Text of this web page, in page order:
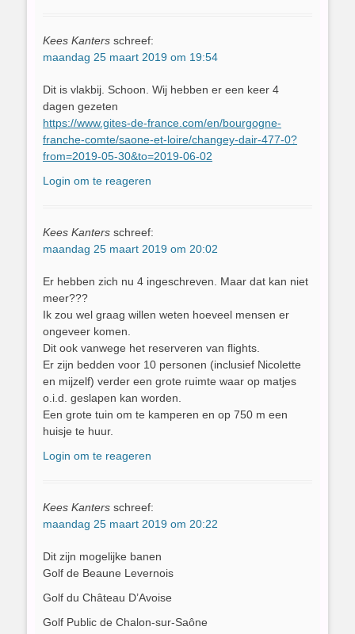
Kees Kanters schreef:
maandag 25 maart 2019 om 19:54
Dit is vlakbij. Schoon. Wij hebben er een keer 4
dagen gezeten
https://www.gites-de-france.com/en/bourgogne-
franche-comte/saone-et-loire/changey-dair-477-0?
from=2019-05-30&to=2019-06-02
Login om te reageren
Kees Kanters schreef:
maandag 25 maart 2019 om 20:02
Er hebben zich nu 4 ingeschreven. Maar dat kan niet
meer???
Ik zou wel graag willen weten hoeveel mensen er
ongeveer komen.
Dit ook vanwege het reserveren van flights.
Er zijn bedden voor 10 personen (inclusief Nicolette
en mijzelf) verder een grote ruimte waar op matjes
o.i.d. geslapen kan worden.
Een grote tuin om te kamperen en op 750 m een
huisje te huur.
Login om te reageren
Kees Kanters schreef:
maandag 25 maart 2019 om 20:22
Dit zijn mogelijke banen
Golf de Beaune Levernois
Golf du Château D’Avoise
Golf Public de Chalon-sur-Saône